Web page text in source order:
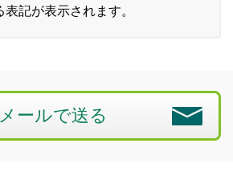
表記が表示されます。
メールで送る